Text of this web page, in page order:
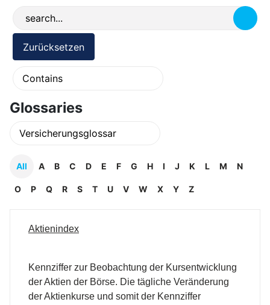
Glossaries
All A B C D E F G H I J K L M N
O P Q R S T U V W X Y Z
Aktienindex
Kennziffer zur Beobachtung der Kursentwicklung
der Aktien der Börse. Die tägliche Veränderung
der Aktienkurse und somit der Kennziffer